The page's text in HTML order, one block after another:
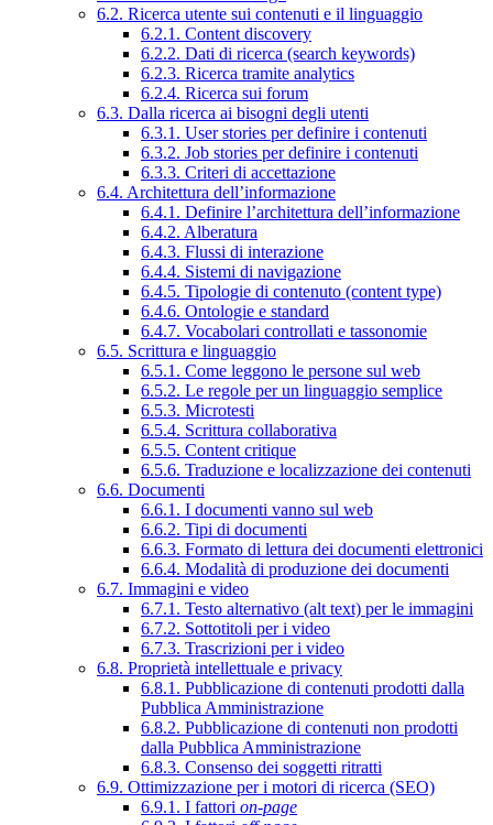
6.2. Ricerca utente sui contenuti e il linguaggio
6.2.1. Content discovery
6.2.2. Dati di ricerca (search keywords)
6.2.3. Ricerca tramite analytics
6.2.4. Ricerca sui forum
6.3. Dalla ricerca ai bisogni degli utenti
6.3.1. User stories per definire i contenuti
6.3.2. Job stories per definire i contenuti
6.3.3. Criteri di accettazione
6.4. Architettura dell’informazione
6.4.1. Definire l’architettura dell’informazione
6.4.2. Alberatura
6.4.3. Flussi di interazione
6.4.4. Sistemi di navigazione
6.4.5. Tipologie di contenuto (content type)
6.4.6. Ontologie e standard
6.4.7. Vocabolari controllati e tassonomie
6.5. Scrittura e linguaggio
6.5.1. Come leggono le persone sul web
6.5.2. Le regole per un linguaggio semplice
6.5.3. Microtesti
6.5.4. Scrittura collaborativa
6.5.5. Content critique
6.5.6. Traduzione e localizzazione dei contenuti
6.6. Documenti
6.6.1. I documenti vanno sul web
6.6.2. Tipi di documenti
6.6.3. Formato di lettura dei documenti elettronici
6.6.4. Modalità di produzione dei documenti
6.7. Immagini e video
6.7.1. Testo alternativo (alt text) per le immagini
6.7.2. Sottotitoli per i video
6.7.3. Trascrizioni per i video
6.8. Proprietà intellettuale e privacy
6.8.1. Pubblicazione di contenuti prodotti dalla
Pubblica Amministrazione
6.8.2. Pubblicazione di contenuti non prodotti
dalla Pubblica Amministrazione
6.8.3. Consenso dei soggetti ritratti
6.9. Ottimizzazione per i motori di ricerca (SEO)
6.9.1. I fattori on-page